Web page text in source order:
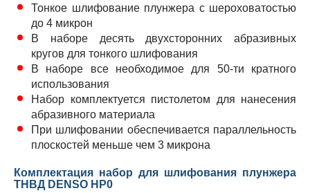
Тонкое шлифование плунжера с шероховатостью
до 4 микрон
В наборе десять двухсторонних абразивных
кругов для тонкого шлифования
В наборе все необходимое для 50-ти кратного
использования
Набор комплектуется пистолетом для нанесения
абразивного материала
При шлифовании обеспечивается параллельность
плоскостей меньше чем 3 микрона
Комплектация набор для шлифования плунжера
ТНВД DENSO HP0